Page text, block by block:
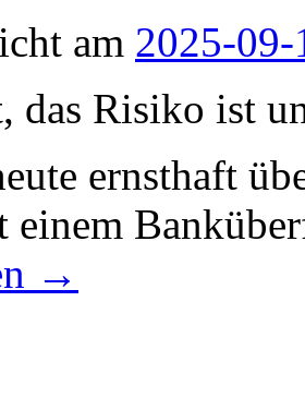
am 2025-09-
das Risiko ist
ernsthaft
einem
→